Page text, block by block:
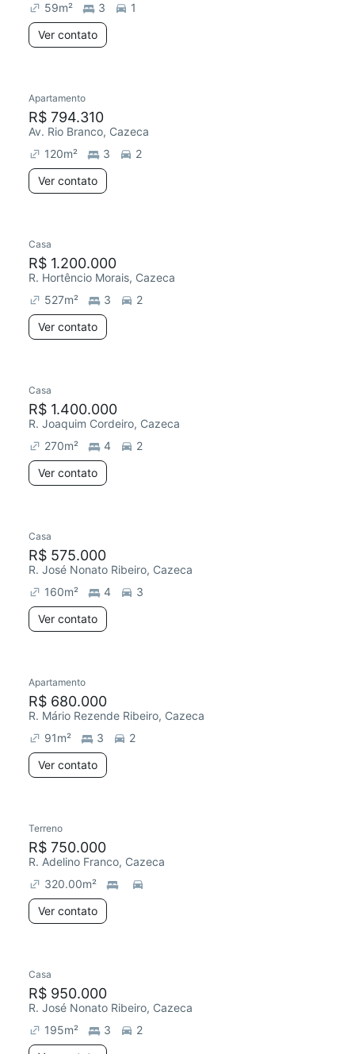
59m² 3
1
Ver contato
Apartamento
R$ 794.310
Av. Rio Branco, Cazeca
120m² 3
2
Ver contato
Casa
R$ 1.200.000
R. Hortêncio Morais, Cazeca
527m² 3
2
Ver contato
Casa
R$ 1.400.000
R. Joaquim Cordeiro, Cazeca
270m² 4
2
Ver contato
Casa
R$ 575.000
R. José Nonato Ribeiro, Cazeca
160m² 4
3
Ver contato
Apartamento
R$ 680.000
R. Mário Rezende Ribeiro, Cazeca
91m² 3
2
Ver contato
Terreno
R$ 750.000
R. Adelino Franco, Cazeca
320.00m²
Ver contato
Casa
R$ 950.000
R. José Nonato Ribeiro, Cazeca
195m² 3
2